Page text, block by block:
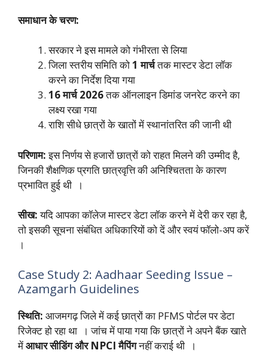
समाधान के चरण:
सरकार ने इस मामले को गंभीरता से लिया
जिला स्तरीय समिति को1 मार्चतक मास्टर डेटा लॉक
करने का निर्देश दिया गया
16 मार्च 2026तक ऑनलाइन डिमांड जनरेट करने का
लक्ष्य रखा गया
राशि सीधे छात्रों के खातों में स्थानांतरित की जानी थी
परिणाम:इस निर्णय से हजारों छात्रों को राहत मिलने की उम्मीद है,
जिनकी शैक्षणिक प्रगति छात्रवृत्ति की अनिश्चितता के कारण
प्रभावित हुई थी ।
सीख:यदि आपका कॉलेज मास्टर डेटा लॉक करने में देरी कर रहा है,
तो इसकी सूचना संबंधित अधिकारियों को दें और स्वयं फॉलो-अप करें
।
Case Study 2: Aadhaar Seeding Issue –
Azamgarh Guidelines
स्थिति: आजमगढ़ जिले में कई छात्रों का PFMS पोर्टल पर डेटा
रिजेक्ट हो रहा था । जांच में पाया गया कि छात्रों ने अपने बैंक खाते
मेंआधार सीडिंग और NPCI मैपिंगनहीं कराई थी ।